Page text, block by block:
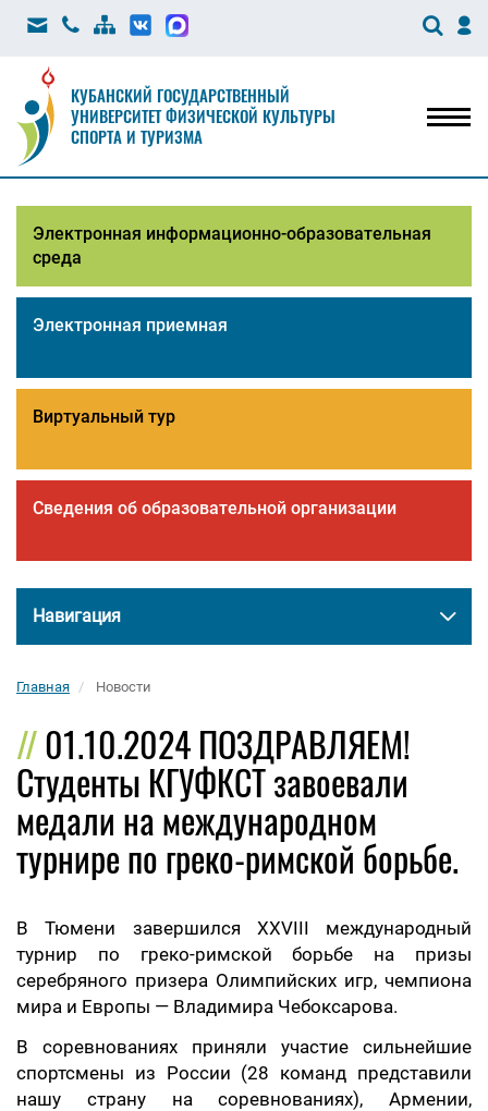
КУБАНСКИЙ ГОСУДАРСТВЕННЫЙ
УНИВЕРСИТЕТ ФИЗИЧЕСКОЙ КУЛЬТУРЫ
СПОРТА И ТУРИЗМА
Электронная информационно-образовательная
среда
Электронная приемная
Виртуальный тур
Сведения об образовательной организации
Навигация
Главная Новости
01.10.2024 ПОЗДРАВЛЯЕМ!
Студенты КГУФКСТ завоевали
медали на международном
турнире по греко-римской борьбе.
В Тюмени завершился XXVIII международный
турнир по греко-римской борьбе на призы
серебряного призера Олимпийских игр, чемпиона
мира и Европы — Владимира Чебоксарова.
В соревнованиях приняли участие сильнейшие
спортсмены из России (28 команд представили
нашу страну на соревнованиях), Армении,